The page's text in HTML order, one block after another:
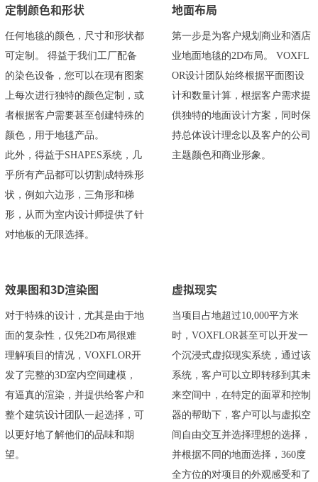
定制颜色和形状
任何地毯的颜色，尺寸和形状都
可定制。 得益于我们工厂配备
的染色设备，您可以在现有图案
上每次进行独特的颜色定制，或
者根据客户需要甚至创建特殊的
颜色，用于地毯产品。
此外，得益于SHAPES系统，几
乎所有产品都可以切割成特殊形
状，例如六边形，三角形和梯
形，从而为室内设计师提供了针
对地板的无限选择。
地面布局
第一步是为客户规划商业和酒店
业地面地毯的2D布局。 VOXFL
OR设计团队始终根据平面图设
计和数量计算，根据客户需求提
供独特的地面设计方案，同时保
持总体设计理念以及客户的公司
主题颜色和商业形象。
效果图和3D渲染图
对于特殊的设计，尤其是由于地
面的复杂性，仅凭2D布局很难
理解项目的情况，VOXFLOR开
发了完整的3D室内空间建模，
有逼真的渲染，并提供给客户和
整个建筑设计团队一起选择，可
以更好地了解他们的品味和期
望。
虚拟现实
当项目占地超过10,000平方米
时，VOXFLOR甚至可以开发一
个沉浸式虚拟现实系统，通过该
系统，客户可以立即转移到其未
来空间中，在特定的面罩和控制
器的帮助下，客户可以与虚拟空
间自由交互并选择理想的选择，
并根据不同的地面选择，360度
全方位的对项目的外观感受和了